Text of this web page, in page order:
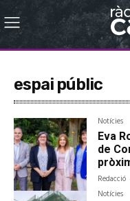
espai públic
Notícies
Eva
de
Redacció
Notícies